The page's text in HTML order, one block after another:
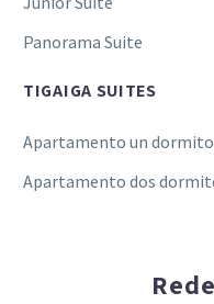
Panorama Suite
TIGAIGA SUITES
Apartamento un
Apartamento dos